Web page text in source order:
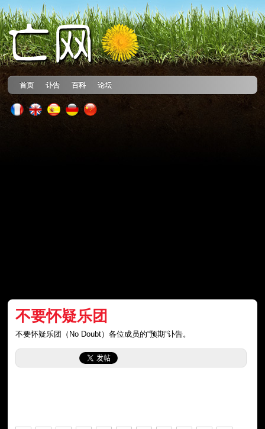
首页 讣告 百科 论坛
不要怀疑乐团
不要怀疑乐团（No Doubt）各位成员的“预期”讣告。